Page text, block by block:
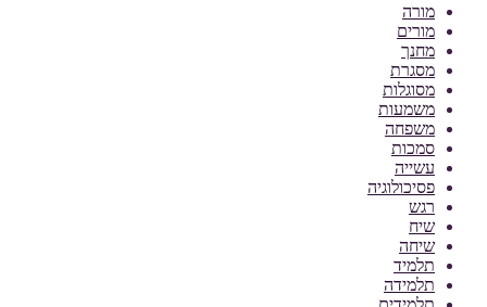
מורה
מורים
מחנך
מסגרת
מסוגלות
משמעות
משפחה
סמכות
עשייה
פסיכולוגיה
רגש
שיח
שיחה
תלמיד
תלמידה